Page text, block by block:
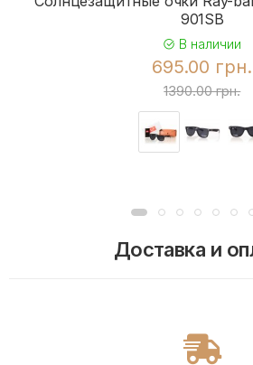
901SB
В наличии
695.00 грн.
1390.00 грн.
Доставка и